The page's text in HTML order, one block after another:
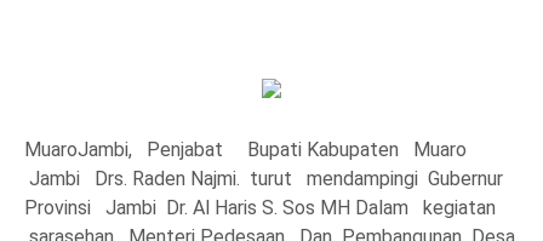
MuaroJambi, Penjabat Bupati Kabupaten Muaro
Jambi Drs. Raden Najmi. turut mendampingi Gubernur
Provinsi Jambi Dr. Al Haris S. Sos MH Dalam kegiatan